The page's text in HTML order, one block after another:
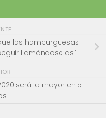
las hamburguesas
llamándose así
será la mayor en 5